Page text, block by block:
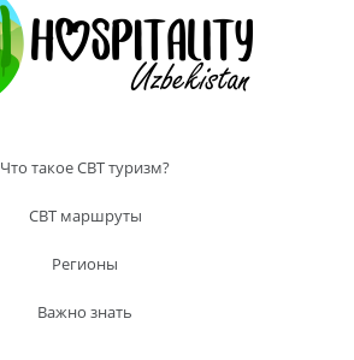
Что такое CBT туризм?
CBT маршруты
Регионы
Важно знать